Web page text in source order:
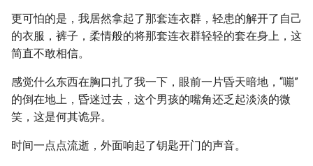
更可怕的是，我居然拿起了那套连衣群，轻患的解开了自己
的衣服，裤子，柔情般的将那套连衣群轻轻的套在身上，这
简直不敢相信。
感觉什么东西在胸口扎了我一下，眼前一片昏天暗地，“嘣”
的倒在地上，昏迷过去，这个男孩的嘴角还乏起淡淡的微
笑，这是何其诡异。
时间一点点流逝，外面响起了钥匙开门的声音。